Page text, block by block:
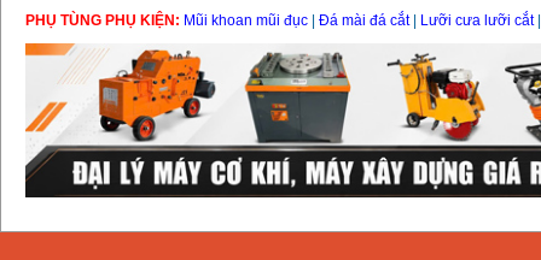
PHỤ TÙNG PHỤ KIỆN: Mũi khoan mũi đục Đá mài đá cắt| Lưỡi cưa lưỡi cắt